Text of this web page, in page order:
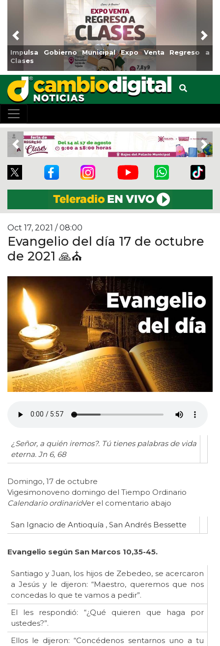
Venta Regreso a
Reabrirá Coatzacoalcos la Alberca
Centro
Previous
Previous
Oct 17, 2021 / 08:00
Evangelio del día 17 de octubre
de 2021 🙏⛪
¿Señor, a quién iremos?. Tú tienes palabras de vida
eterna. Jn 6, 68
Domingo, 17 de octubre
Vigesimonoveno domingo del Tiempo Ordinario
Calendario ordinarioVer el comentario abajo
San Ignacio de Antioquía , San Andrés Bessette
Evangelio según San Marcos 10,35-45.
Santiago y Juan, los hijos de Zebedeo, se acercaron
a Jesús y le dijeron: “Maestro, queremos que nos
concedas lo que te vamos a pedir”.
El les respondió: “¿Qué quieren que haga por
ustedes?”.
Ellos le dijeron: “Concédenos sentarnos uno a tu